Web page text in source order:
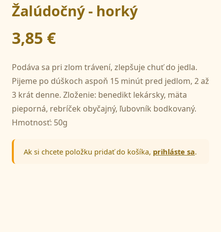
Žalúdočný - horký
3,85 €
Podáva sa pri zlom trávení, zlepšuje chuť do jedla.
Pijeme po dúškoch aspoň 15 minút pred jedlom, 2 až
3 krát denne. Zloženie: benedikt lekársky, mäta
pieporná, rebríček obyčajný, ľubovník bodkovaný.
Hmotnosť: 50g
Ak si chcete položku pridať do košíka, prihláste sa.